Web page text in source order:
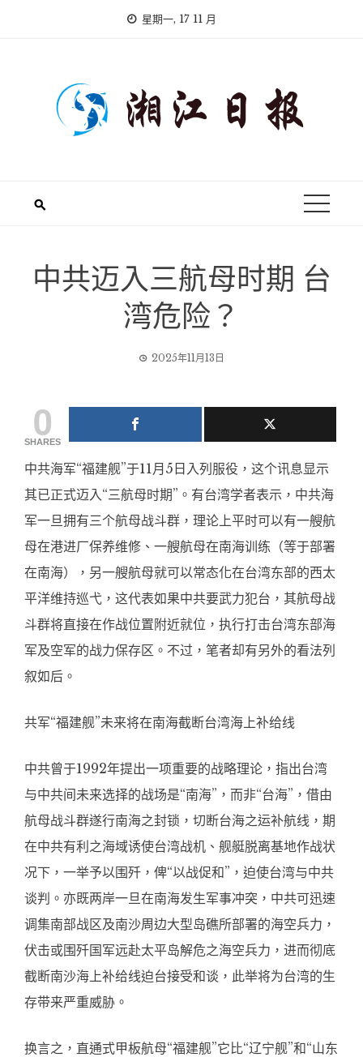
星期一, 17 11 月
中共迈入三航母时期 台
湾危险？
2025年11月13日
0
SHARES
中共海军“福建舰”于11月5日入列服役，这个讯息显示
其已正式迈入“三航母时期”。有台湾学者表示，中共海
军一旦拥有三个航母战斗群，理论上平时可以有一艘航
母在港进厂保养维修、一艘航母在南海训练（等于部署
在南海），另一艘航母就可以常态化在台湾东部的西太
平洋维持巡弋，这代表如果中共要武力犯台，其航母战
斗群将直接在作战位置附近就位，执行打击台湾东部海
军及空军的战力保存区。不过，笔者却有另外的看法列
叙如后。
共军“福建舰”未来将在南海截断台湾海上补给线
中共曾于1992年提出一项重要的战略理论，指出台湾
与中共间未来选择的战场是“南海”，而非“台海”，借由
航母战斗群遂行南海之封锁，切断台海之运补航线，期
在中共有利之海域诱使台湾战机、舰艇脱离基地作战状
况下，一举予以围歼，俾“以战促和”，迫使台湾与中共
谈判。亦既两岸一旦在南海发生军事冲突，中共可迅速
调集南部战区及南沙周边大型岛礁所部署的海空兵力，
伏击或围歼国军远赴太平岛解危之海空兵力，进而彻底
截断南沙海上补给线迫台接受和谈，此举将为台湾的生
存带来严重威胁。
换言之，直通式甲板航母“福建舰”它比“辽宁舰”和“山东